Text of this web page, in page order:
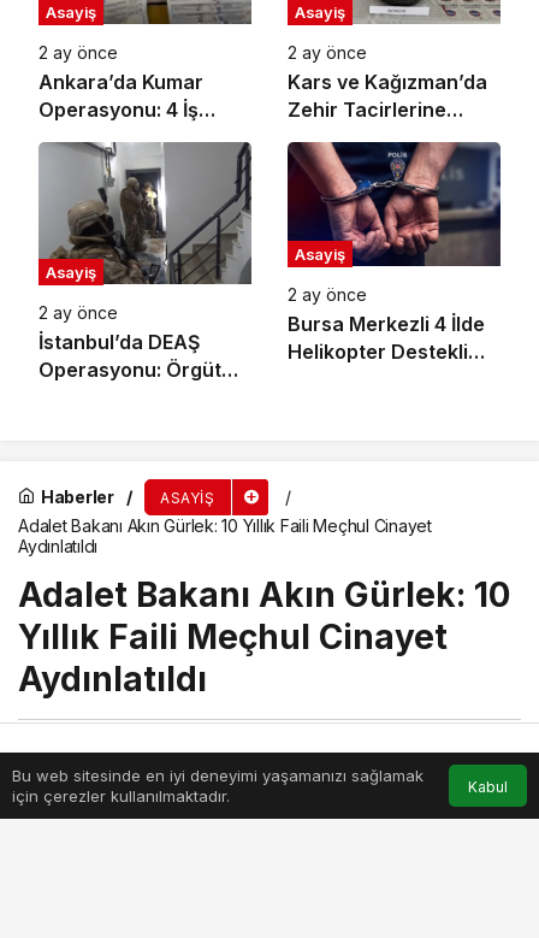
Asayiş
2 ay önce
Ankara’da Kumar
Operasyonu: 4 İş
Yerine Baskın, 11
Gözaltı
Asayiş
2 ay önce
Kars ve Kağızman’da
Zehir Tacirlerine
Büyük Darbe: 7
Tutuklama!
Asayiş
2 ay önce
İstanbul’da DEAŞ
Operasyonu: Örgüt
Asayiş
2 ay önce
Bursa Merkezli 4 İlde
Helikopter Destekli
Haberler ASAYIŞ
Adalet Bakanı Akın Gürlek: 10 Yıllık Faili Meçhul Cinayet
Aydınlatıldı
Adalet Bakanı Akın Gürlek: 10
Yıllık Faili Meçhul Cinayet
Aydınlatıldı
Haber Merkezitarafından
yayınlandı
yayınlandı
Bu web sitesinde en iyi deneyimi yaşamanızı sağlamak
için çerezler kullanılmaktadır.
Kabul
Anasayfa Akış Hesabım